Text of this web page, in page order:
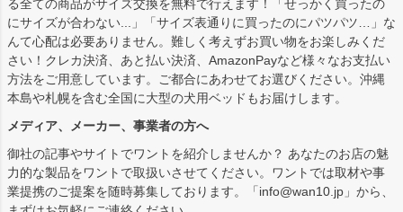
る全ての商品がサイズ交換を無料で行えます！「せっかく買ったの
にサイズが合わない...」「サイズ表通りに買ったのにパツパツ…」な
んて心配は必要ありません。難しく考えずお買い物をお楽しみくだ
さい！クレカ決済、あと払い決済、AmazonPayなど様々なお支払い
方法をご用意しています。ご都合にあわせてお選びください。沖縄
本島や札幌を含む全国に大型の犬用ベッドもお届けします。
メディア、メーカー、事業者の方へ
御社の記事やサイトでワントを紹介しませんか？ あなたのお店の魅
力的な製品をワントで取扱いさせてください。ワントでは取材や事
業提携のご提案を随時募集しております。「info@wan10.jp」から、